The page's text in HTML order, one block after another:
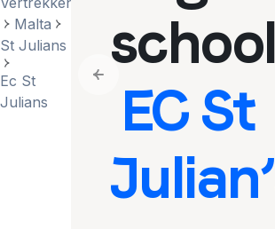
Malta
St Julians
Ec St
Julians
school
EC St
Previous slide